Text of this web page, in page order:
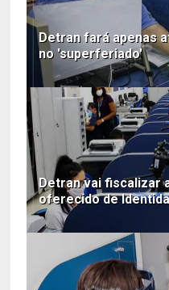
Detran fará apenas
no 'superferiado'
Detran vai fiscalizar
oferecido de